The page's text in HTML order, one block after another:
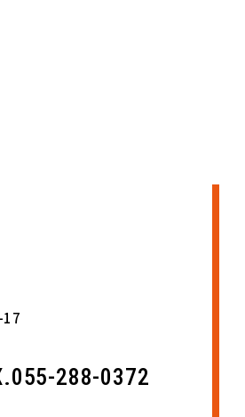
17
288-0372